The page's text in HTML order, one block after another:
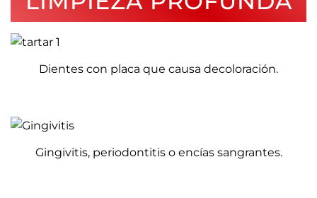
Dientes con placa que causa decoloración.
Gingivitis, periodontitis o encías sangrantes.